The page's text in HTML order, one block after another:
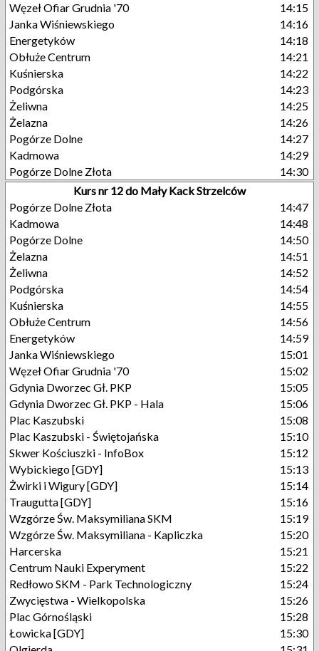
Węzeł Ofiar Grudnia '70
14:15
Janka Wiśniewskiego
14:16
Energetyków
14:18
Obłuże Centrum
14:21
Kuśnierska
14:22
Podgórska
14:23
Żeliwna
14:25
Żelazna
14:26
Pogórze Dolne
14:27
Kadmowa
14:29
Pogórze Dolne Złota
14:30
Kurs nr 12 do Mały Kack Strzelców
Pogórze Dolne Złota
14:47
Kadmowa
14:48
Pogórze Dolne
14:50
Żelazna
14:51
Żeliwna
14:52
Podgórska
14:54
Kuśnierska
14:55
Obłuże Centrum
14:56
Energetyków
14:59
Janka Wiśniewskiego
15:01
Węzeł Ofiar Grudnia '70
15:02
Gdynia Dworzec Gł. PKP
15:05
Gdynia Dworzec Gł. PKP - Hala
15:06
Plac Kaszubski
15:08
Plac Kaszubski - Świętojańska
15:10
Skwer Kościuszki - InfoBox
15:12
Wybickiego [GDY]
15:13
Żwirki i Wigury [GDY]
15:14
Traugutta [GDY]
15:16
Wzgórze Św. Maksymiliana SKM
15:19
Wzgórze Św. Maksymiliana - Kapliczka
15:20
Harcerska
15:21
Centrum Nauki Experyment
15:22
Redłowo SKM - Park Technologiczny
15:24
Zwycięstwa - Wielkopolska
15:26
Plac Górnośląski
15:28
Łowicka [GDY]
15:30